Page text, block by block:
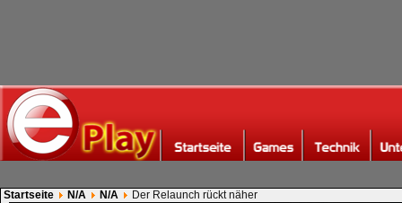
Startseite N/A N/A Der Relaunch rückt näher